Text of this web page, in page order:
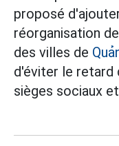
proposé
réorganisation
des villes de
d'éviter le retard
sièges sociaux